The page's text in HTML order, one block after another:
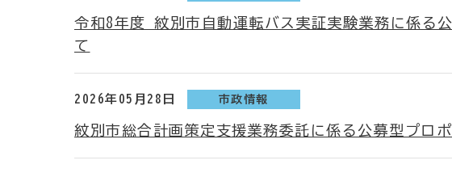
令和8年度 紋別市自動運転バス実証実験業務に係る
て
2026年05月28日 市政情報
紋別市総合計画策定支援業務委託に係る公募型プロ